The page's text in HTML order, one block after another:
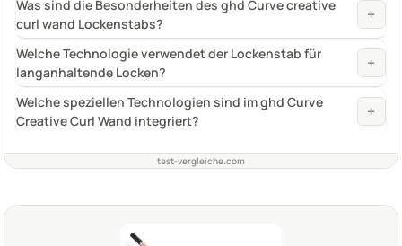
Was sind die Besonderheiten des ghd Curve creative
curl wand Lockenstabs?
+
Welche Technologie verwendet der Lockenstab für
langanhaltende Locken?
+
Welche speziellen Technologien sind im ghd Curve
Creative Curl Wand integriert?
+
test-vergleiche.com